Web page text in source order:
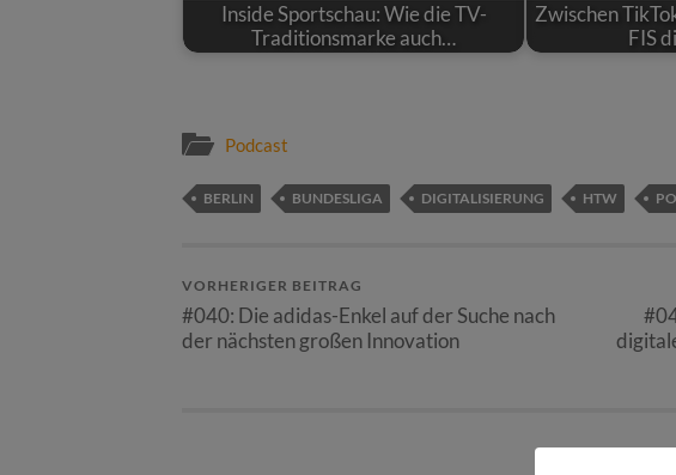
Inside Sportschau: Wie die TV-
Traditionsmarke auch…
Zwischen
FIS
Podcast
BERLIN BUNDESLIGA DIGITALISIERUNG HTW
VORHERIGER BEITRAG
#040: Die adidas-Enkel auf der Suche nach
der nächsten großen Innovation